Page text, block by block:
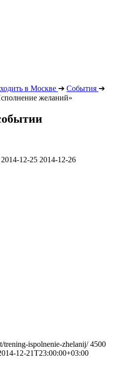
в Москве ➔ События ➔
желаний»
2014-12-25 2014-12-26
trening-ispolnenie-zhelanij/ 4500
12-21T23:00:00+03:00